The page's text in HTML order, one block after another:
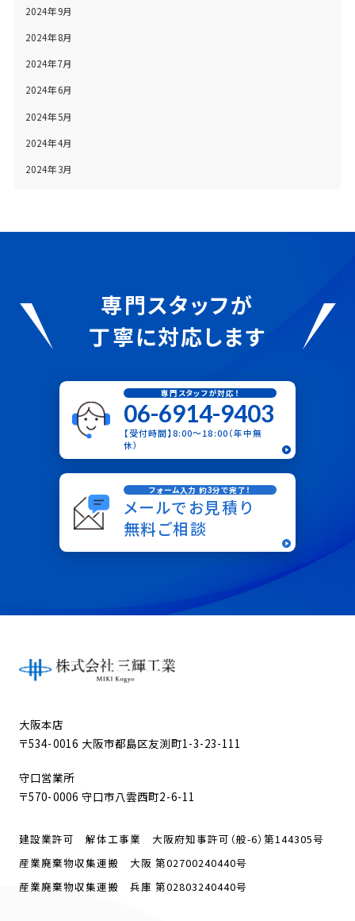
2024年9月
2024年8月
2024年7月
2024年6月
2024年5月
2024年4月
2024年3月
専門スタッフが
丁寧に対応します
専門スタッフが対応！
06-6914-9403
【受付時間】8:00〜18:00（年中無
休）
フォーム入力 約3分で完了！
メールでお見積り
無料ご相談
大阪本店
〒534-0016 大阪市都島区友渕町1-3-23-111
守口営業所
〒570-0006 守口市八雲西町2-6-11
建設業許可 解体工事業 大阪府知事許可（般-6）第144305号
産業廃棄物収集運搬 大阪 第02700240440号
産業廃棄物収集運搬 兵庫 第02803240440号